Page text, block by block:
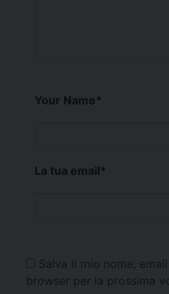
Your Name*
La tua email*
Salva il mio nome,
browser per la prossima